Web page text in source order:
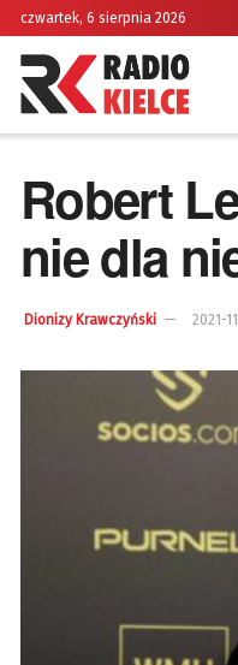
czwartek, 6 sierpnia 2026
Robert
nie dla
Dionizy Krawczyński 2021-